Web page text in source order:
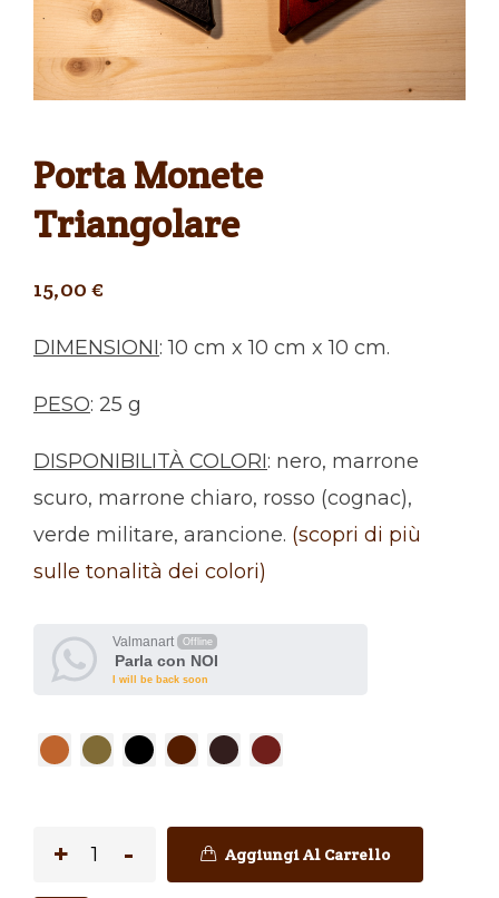
Porta Monete
Triangolare
15,00€
DIMENSIONI: 10 cm x 10 cm x 10 cm.
PESO: 25 g
DISPONIBILITÀ COLORI: nero, marrone
scuro, marrone chiaro, rosso (cognac),
verde militare, arancione. (scopri di più
sulle tonalità dei colori)
Valmanart Offline
Parla con NOI
I will be back soon
Aggiungi Al Carrello